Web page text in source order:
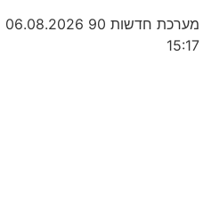
מערכת חדשות 90
06.08.2026
15:17